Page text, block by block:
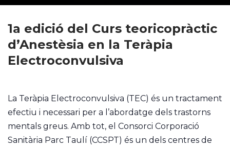
1a edició del Curs teoricopràctic
d’Anestèsia en la Teràpia
Electroconvulsiva
La Teràpia Electroconvulsiva (TEC) és un tractament
efectiu i necessari per a l’abordatge dels trastorns
mentals greus. Amb tot, el Consorci Corporació
Sanitària Parc Taulí (CCSPT) és un dels centres de